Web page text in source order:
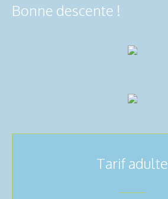
Bonne descente !
Tarif adulte